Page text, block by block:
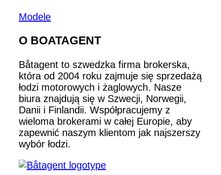
Modele
O BOATAGENT
Båtagent to szwedzka firma brokerska,
która od 2004 roku zajmuje się sprzedażą
łodzi motorowych i żaglowych. Nasze
biura znajdują się w Szwecji, Norwegii,
Danii i Finlandii. Współpracujemy z
wieloma brokerami w całej Europie, aby
zapewnić naszym klientom jak najszerszy
wybór łodzi.